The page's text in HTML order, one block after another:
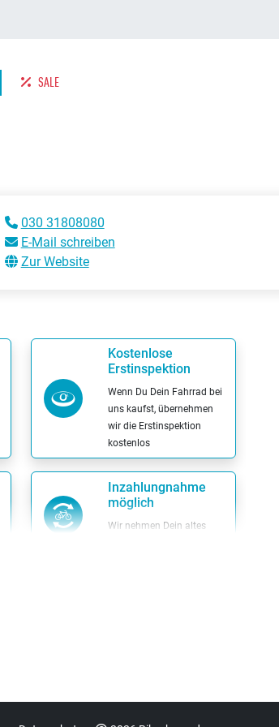
SALE
030 31808080
E-Mail schreiben
Zur Website
Kostenlose
Erstinspektion
Wenn Du Dein Fahrrad bei
uns kaufst, übernehmen
wir die Erstinspektion
kostenlos
Inzahlungnahme
möglich
Wir nehmen Dein altes